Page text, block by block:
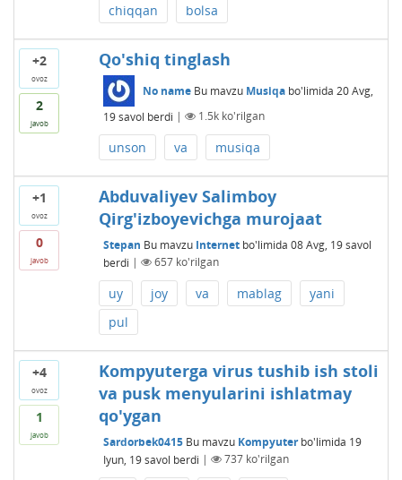
chiqqan
bolsa
+2
ovoz
2
javob
Qo'shiq tinglash
No name Bu mavzu Musiqabo'limida 20 Avg,
19 savol berdi | 1.5kko'rilgan
unson va musiqa
+1
ovoz
0
javob
Abduvaliyev Salimboy
Qirg'izboyevichga murojaat
Stepan Bu mavzu Internetbo'limida 08 Avg, 19 savol
berdi | 657ko'rilgan
uy joy va mablag
yani
pul
+4
ovoz
1
javob
Kompyuterga virus tushib ish stoli
va pusk menyularini ishlatmay
qo'ygan
Sardorbek0415 Bu mavzu Kompyuterbo'limida 19
Iyun, 19 savol berdi | 737ko'rilgan